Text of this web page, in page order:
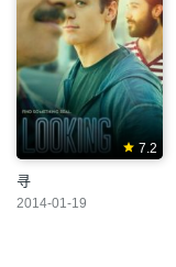
7.2
寻
2014-01-19